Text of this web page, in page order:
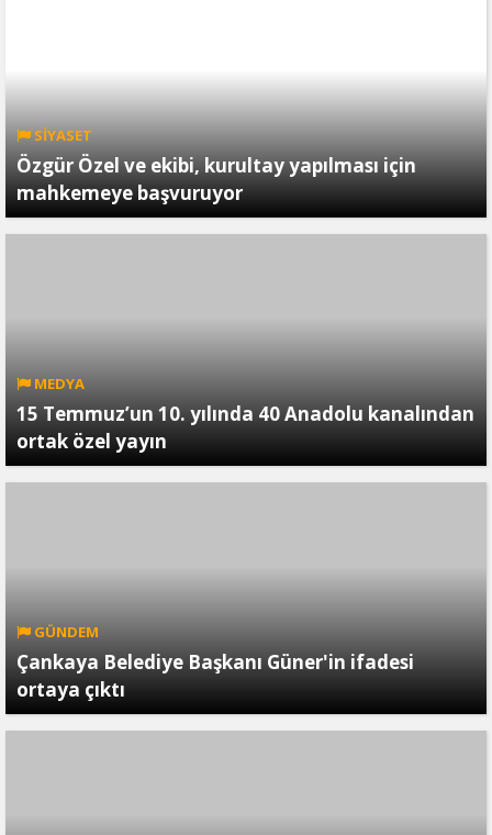
SİYASET
Özgür Özel ve ekibi, kurultay yapılması için
mahkemeye başvuruyor
MEDYA
15 Temmuz’un 10. yılında 40 Anadolu kanalından
ortak özel yayın
GÜNDEM
Çankaya Belediye Başkanı Güner'in ifadesi
ortaya çıktı